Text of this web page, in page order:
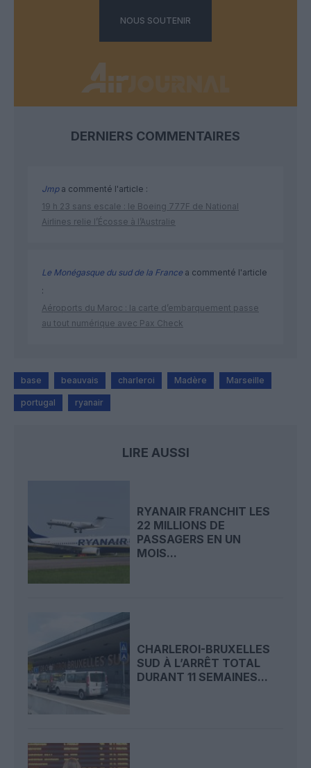
NOUS SOUTENIR
DERNIERS COMMENTAIRES
Jmpa commenté l'article :
19 h 23 sans escale : le Boeing 777F de National
Airlines relie l’Écosse à l’Australie
Le Monégasque du sud de la Francea commenté l'article
:
Aéroports du Maroc : la carte d’embarquement passe
au tout numérique avec Pax Check
base beauvais charleroi Madère Marseille
portugal ryanair
LIRE AUSSI
RYANAIR FRANCHIT LES
22 MILLIONS DE
PASSAGERS EN UN
MOIS...
CHARLEROI-BRUXELLES
SUD À L’ARRÊT TOTAL
DURANT 11 SEMAINES...